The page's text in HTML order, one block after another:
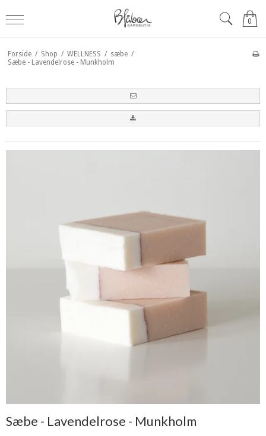
0
Forside / Shop / WELLNESS / sæbe /
Sæbe - Lavendelrose - Munkholm
Sæbe - Lavendelrose - Munkholm